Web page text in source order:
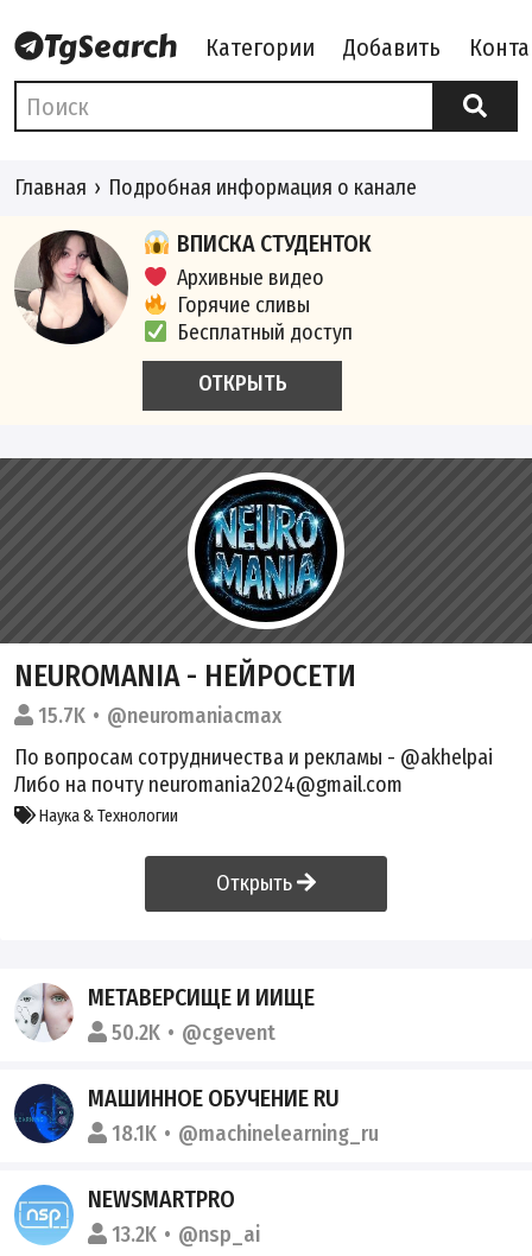
Категории Добавить
Главная Подробная информация о канале
ВПИСКА СТУДЕНТОК
Архивные видео
Горячие сливы
Бесплатный доступ
ОТКРЫТЬ
NEUROMANIA - НЕЙРОСЕТИ
15.7K
@neuromaniacmax
По вопросам сотрудничества и рекламы - @akhelpai
Либо на почту neuromania2024@gmail.com
Наука & Технологии
Открыть
МЕТАВЕРСИЩЕ И ИИЩЕ
50.2K @cgevent
МАШИННОЕ ОБУЧЕНИЕ RU
18.1K @machinelearning_ru
NEWSMARTPRO
13.2K @nsp_ai